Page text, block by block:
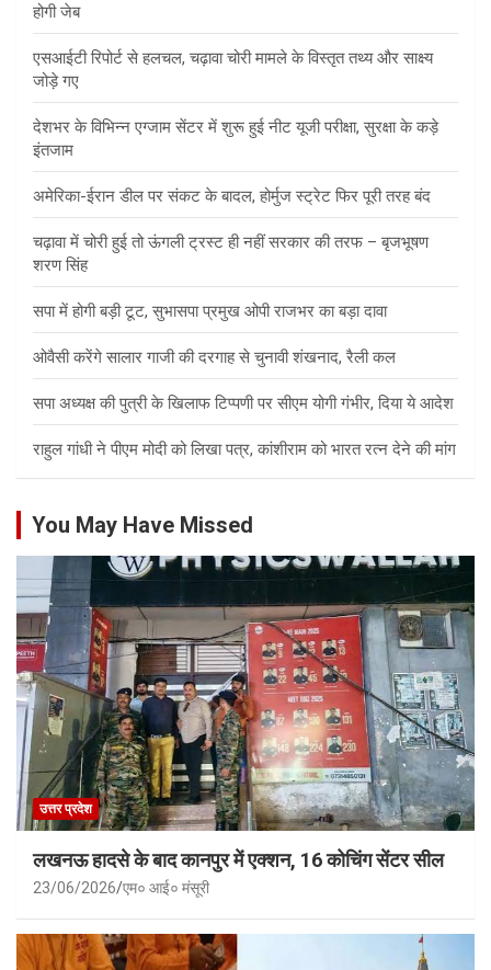
होगी जेब
एसआईटी रिपोर्ट से हलचल, चढ़ावा चोरी मामले के विस्तृत तथ्य और साक्ष्य
जोड़े गए
देशभर के विभिन्न एग्जाम सेंटर में शुरू हुई नीट यूजी परीक्षा, सुरक्षा के कड़े
इंतजाम
अमेरिका-ईरान डील पर संकट के बादल, होर्मुज स्ट्रेट फिर पूरी तरह बंद
चढ़ावा में चोरी हुई तो ऊंगली ट्रस्ट ही नहीं सरकार की तरफ – बृजभूषण
शरण सिंह
सपा में होगी बड़ी टूट, सुभासपा प्रमुख ओपी राजभर का बड़ा दावा
ओवैसी करेंगे सालार गाजी की दरगाह से चुनावी शंखनाद, रैली कल
सपा अध्यक्ष की पुत्री के खिलाफ टिप्पणी पर सीएम योगी गंभीर, दिया ये आदेश
राहुल गांधी ने पीएम मोदी को लिखा पत्र, कांशीराम को भारत रत्न देने की मांग
You May Have Missed
उत्तर प्रदेश
लखनऊ हादसे के बाद कानपुर में एक्शन, 16 कोचिंग सेंटर सील
23/06/2026 एम० आई० मंसूरी